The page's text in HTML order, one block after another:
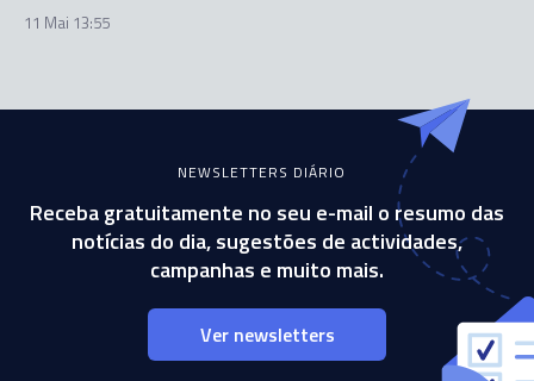
11 Mai 13:55
NEWSLETTERS DIÁRIO
Receba gratuitamente no seu e-mail o resumo das
notícias do dia, sugestões de actividades,
campanhas e muito mais.
Ver newsletters